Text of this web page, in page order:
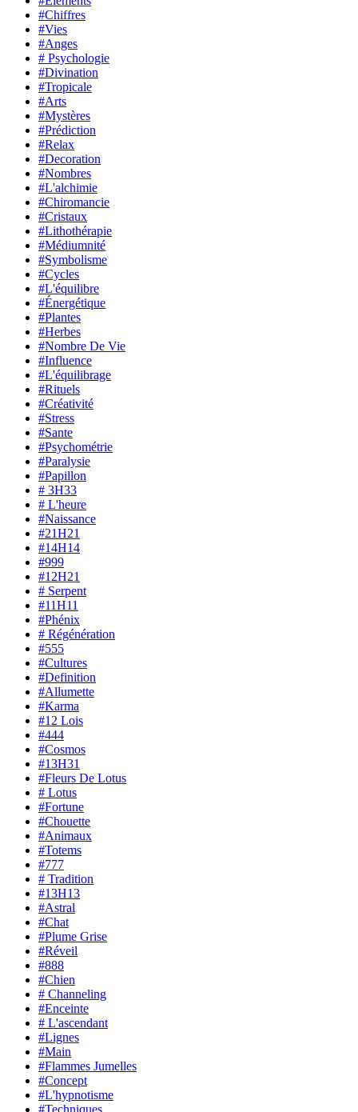
#Chiffres
#Vies
#Anges
# Psychologie
#Divination
#Tropicale
#Arts
#Mystères
#Prédiction
#Relax
#Decoration
#Nombres
#L'alchimie
#Chiromancie
#Cristaux
#Lithothérapie
#Médiumnité
#Symbolisme
#Cycles
#L'équilibre
#Énergétique
#Plantes
#Herbes
#Nombre De Vie
#Influence
#L'équilibrage
#Rituels
#Créativité
#Stress
#Sante
#Psychométrie
#Paralysie
#Papillon
# 3H33
# L'heure
#Naissance
#21H21
#14H14
#999
#12H21
# Serpent
#11H11
#Phénix
# Régénération
#555
#Cultures
#Definition
#Allumette
#Karma
#12 Lois
#444
#Cosmos
#13H31
#Fleurs De Lotus
# Lotus
#Fortune
#Chouette
#Animaux
#Totems
#777
# Tradition
#13H13
#Astral
#Chat
#Plume Grise
#Réveil
#888
#Chien
# Channeling
#Enceinte
# L'ascendant
#Lignes
#Main
#Flammes Jumelles
#Concept
#L'hypnotisme
#Techniques